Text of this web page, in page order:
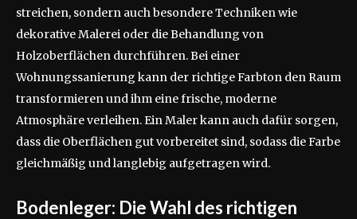
streichen, sondern auch besondere Techniken wie
dekorative Malerei oder die Behandlung von
Holzoberflächen durchführen. Bei einer
Wohnungssanierung kann der richtige Farbton den Raum
transformieren und ihm eine frische, moderne
Atmosphäre verleihen. Ein Maler kann auch dafür sorgen,
dass die Oberflächen gut vorbereitet sind, sodass die Farbe
gleichmäßig und langlebig aufgetragen wird.
Bodenleger: Die Wahl des richtigen